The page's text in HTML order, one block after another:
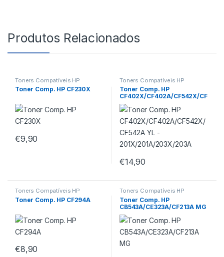
Produtos Relacionados
Toners Compatíveis HP
Toner Comp. HP CF230X
€9,90
Toners Compatíveis HP
Toner Comp. HP
CF402X/CF402A/CF542X/CF
542A YL –
201X/201A/203X/203A
€14,90
Toners Compatíveis HP
Toner Comp. HP CF294A
€8,90
Toners Compatíveis HP
Toner Comp. HP
CB543A/CE323A/CF213A MG